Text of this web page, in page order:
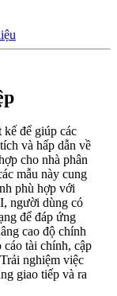
kế để giúp các
và hấp dẫn về
cho nhà phân
mẫu này cung
phù hợp với
người dùng có
để đáp ứng
cao độ chính
tài chính, cập
nghiệm việc
giao tiếp và ra